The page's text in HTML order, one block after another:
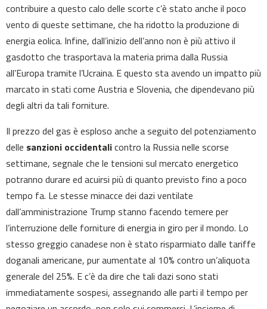
contribuire a questo calo delle scorte c’è stato anche il poco
vento di queste settimane, che ha ridotto la produzione di
energia eolica. Infine, dall’inizio dell’anno non è più attivo il
gasdotto che trasportava la materia prima dalla Russia
all’Europa tramite l’Ucraina. E questo sta avendo un impatto più
marcato in stati come Austria e Slovenia, che dipendevano più
degli altri da tali forniture.
Il prezzo del gas è esploso anche a seguito del potenziamento
delle sanzioni occidentalicontro la Russia nelle scorse
settimane, segnale che le tensioni sul mercato energetico
potranno durare ed acuirsi più di quanto previsto fino a poco
tempo fa. Le stesse minacce dei dazi ventilate
dall’amministrazione Trump stanno facendo temere per
l’interruzione delle forniture di energia in giro per il mondo. Lo
stesso greggio canadese non è stato risparmiato dalle tariffe
doganali americane, pur aumentate al 10% contro un’aliquota
generale del 25%. E c’è da dire che tali dazi sono stati
immediatamente sospesi, assegnando alle parti il tempo per